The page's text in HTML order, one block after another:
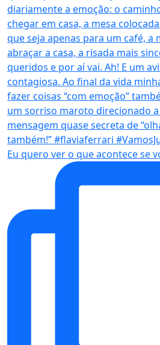
Eu quero ver o que acontece se